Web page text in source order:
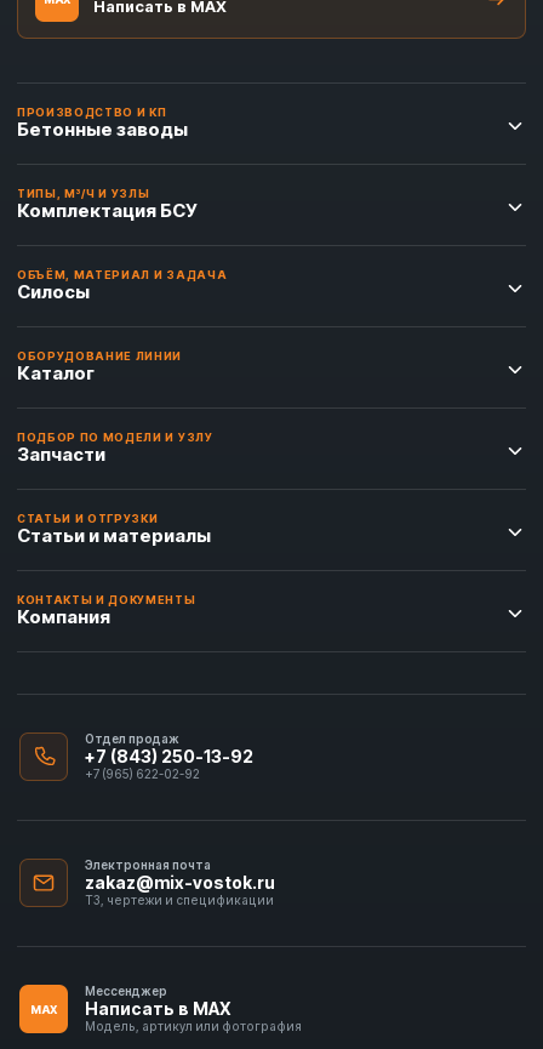
Написать в MAX
ПРОИЗВОДСТВО И КП
Бетонные заводы
ТИПЫ, М³/Ч И УЗЛЫ
Комплектация БСУ
ОБЪЁМ, МАТЕРИАЛ И ЗАДАЧА
Силосы
ОБОРУДОВАНИЕ ЛИНИИ
Каталог
ПОДБОР ПО МОДЕЛИ И УЗЛУ
Запчасти
СТАТЬИ И ОТГРУЗКИ
Статьи и материалы
КОНТАКТЫ И ДОКУМЕНТЫ
Компания
Отдел продаж
+7 (843) 250-13-92
+7 (965) 622-02-92
Электронная почта
zakaz@mix-vostok.ru
ТЗ, чертежи и спецификации
MAX
Мессенджер
Написать в MAX
Модель, артикул или фотография